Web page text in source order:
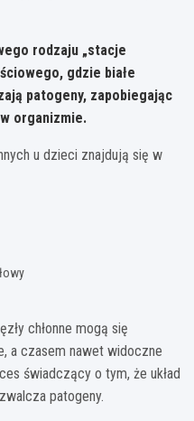
rodzaju „stacje
gdzie białe
patogeny, zapobiegając
organizmie.
u dzieci znajdują się w
chłonne mogą się
a czasem nawet widoczne
świadczący o tym, że układ
patogeny.